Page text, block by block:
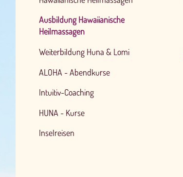
Ausbildung Hawaiianische
Heilmassagen
Weiterbildung Huna & Lomi
ALOHA - Abendkurse
Intuitiv-Coaching
HUNA - Kurse
Inselreisen